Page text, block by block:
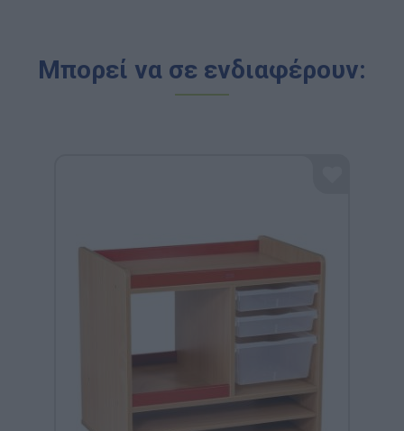
Μπορεί να σε ενδιαφέρουν: